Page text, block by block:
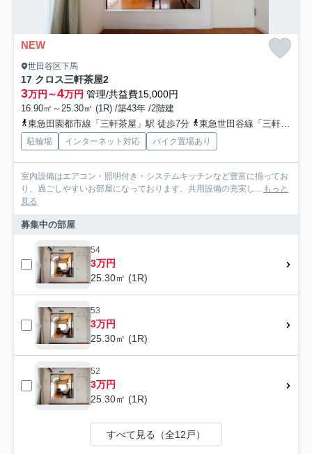
NEW
世田谷区下馬
17 クロス三軒茶屋2
3万円～4万円 管理/共益費15,000円
16.90㎡～25.30㎡ (1R) /築43年 /2階建
東急田園都市線「三軒茶屋」駅 徒歩7分
東急世田谷線「三軒茶屋」駅 徒歩7分
駐輪場 インターネット対応 バイク置場あり
室内設備はエアコン・照明付き・システムキッチンなど豊富に揃ってお
り、過ごしやすいお部屋になっております。共用設備の充実し... もっと
見る
募集中の部屋
54
3万円
25.30㎡ (1R)
53
3万円
25.30㎡ (1R)
52
3万円
25.30㎡ (1R)
すべて見る（全12戸）